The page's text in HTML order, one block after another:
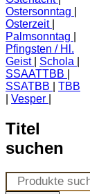
Ostersonntag
Osterzeit
Palmsonntag
Pfingsten / Hl.
Geist
Schola
SSAATTBB
SSATBB
TBB
Vesper
Titel
suchen
Suchen
nach: